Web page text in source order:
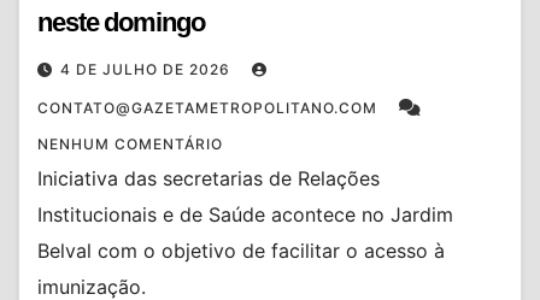
neste domingo
4 DE JULHO DE 2026
CONTATO@GAZETAMETROPOLITANO.COM
NENHUM COMENTÁRIO
Iniciativa das secretarias de Relações
Institucionais e de Saúde acontece no Jardim
Belval com o objetivo de facilitar o acesso à
imunização.